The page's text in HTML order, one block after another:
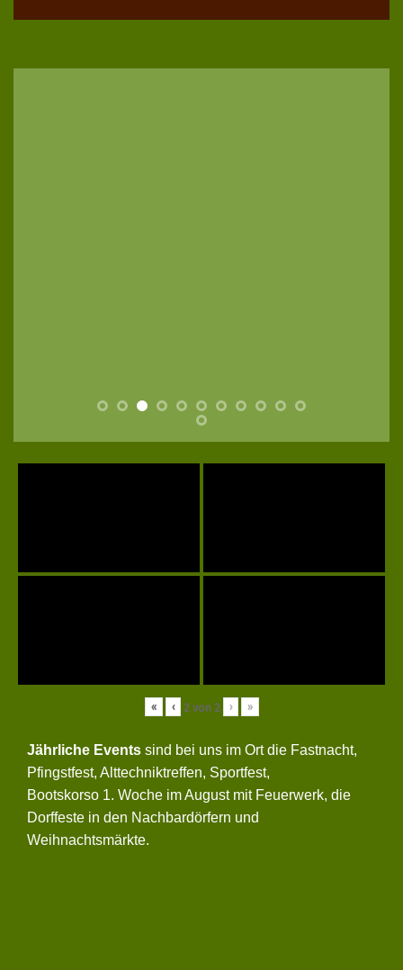
« ‹ 2von 2 › »
Jährliche Events sind bei uns im Ort die Fastnacht,
Pfingstfest, Alttechniktreffen, Sportfest,
Bootskorso 1. Woche im August mit Feuerwerk, die
Dorffeste in den Nachbardörfern und
Weihnachtsmärkte.